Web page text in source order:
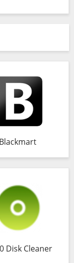
Blackmart
Disk Cleaner